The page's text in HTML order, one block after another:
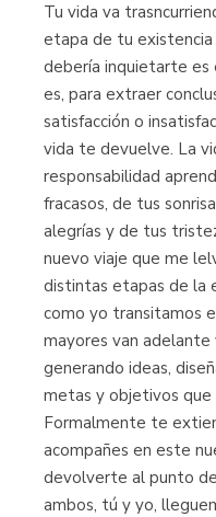
Tu vida va
etapa de tu
debería inquietarte
es, para extraer
satisfacción o
vida te devuelve. La
responsabilidad
fracasos, de tus
alegrías y de tus
nuevo viaje que me
distintas etapas de la
como yo transitamos
mayores van adelante
generando ideas,
metas y objetivos que
Formalmente te
acompañes en este
devolverte al punto
ambos, tú y yo,